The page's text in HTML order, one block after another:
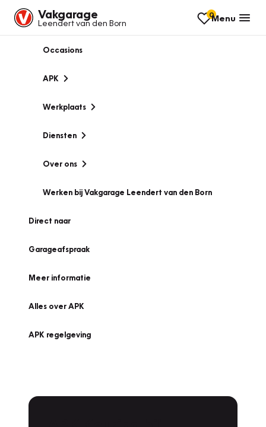
Vakgarage
Leendert van den Born
0Menu
Occasions
APK
Werkplaats
Diensten
Over ons
Werken bij Vakgarage Leendert van den Born
Direct naar
Garageafspraak
Meer informatie
Alles over APK
APK regelgeving